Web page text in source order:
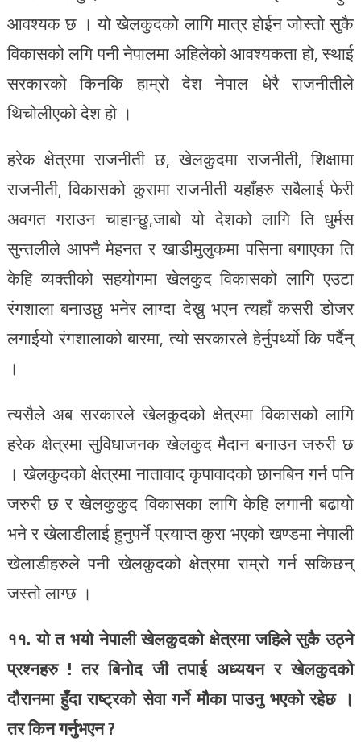
आवश्यक छ । यो खेलकुदको लागि मात्र होईन जोस्तो सुकै
विकासको लगि पनी नेपालमा अहिलेको आवश्यकता हो, स्थाई
सरकारको किनकि हाम्रो देश नेपाल धेरै राजनीतीले
थिचोलीएको देश हो ।
हरेक क्षेत्रमा राजनीती छ, खेलकुदमा राजनीती, शिक्षामा
राजनीती, विकासको कुरामा राजनीती यहाँहरु सबैलाई फेरी
अवगत गराउन चाहान्छु,जाबो यो देशको लागि ति धुर्मस
सुन्तलीले आफ्नै मेहनत र खाडीमुलुकमा पसिना बगाएका ति
केहि व्यक्तीको सहयोगमा खेलकुद विकासको लागि एउटा
रंगशाला बनाउछु भनेर लाग्दा देख्नु भएन त्यहाँ कसरी डोजर
लगाईयो रंगशालाको बारमा, त्यो सरकारले हेर्नुपर्थ्यो कि पर्दैन्
।
त्यसैले अब सरकारले खेलकुदको क्षेत्रमा विकासको लागि
हरेक क्षेत्रमा सुविधाजनक खेलकुद मैदान बनाउन जरुरी छ
। खेलकुदको क्षेत्रमा नातावाद कृपावादको छानबिन गर्न पनि
जरुरी छ र खेलकुकुद विकासका लागि केहि लगानी बढायो
भने र खेलाडीलाई हुनुपर्ने प्रयाप्त कुरा भएको खण्डमा नेपाली
खेलाडीहरुले पनी खेलकुदको क्षेत्रमा राम्रो गर्न सकिछन्
जस्तो लाग्छ ।
११. यो त भयो नेपाली खेलकुदको क्षेत्रमा जहिले सुकै उठ्ने
प्रश्नहरु ! तर बिनोद जी तपाई अध्ययन र खेलकुदको
दौरानमा हुँदा राष्ट्रको सेवा गर्ने मौका पाउनु भएको रहेछ ।
तर किन गर्नुभएन ?